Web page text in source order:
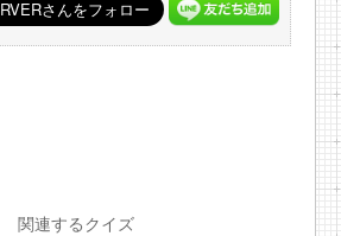
関連するクイズ